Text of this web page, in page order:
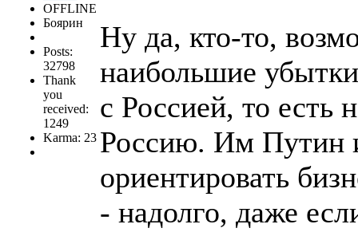
OFFLINE
Боярин
Posts:
32798
Thank
you
received:
1249
Karma: 23
Ну да, кто-то,
наибольшие
с Россией, то есть
Россию. Им Путин
ориентировать
- надолго, даже